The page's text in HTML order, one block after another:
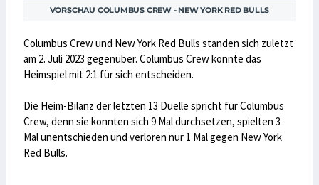
VORSCHAU COLUMBUS CREW - NEW YORK RED BULLS
Columbus Crew und New York Red Bulls standen sich zuletzt
am 2. Juli 2023 gegenüber. Columbus Crew konnte das
Heimspiel mit 2:1 für sich entscheiden.
Die Heim-Bilanz der letzten 13 Duelle spricht für Columbus
Crew, denn sie konnten sich 9 Mal durchsetzen, spielten 3
Mal unentschieden und verloren nur 1 Mal gegen New York
Red Bulls.